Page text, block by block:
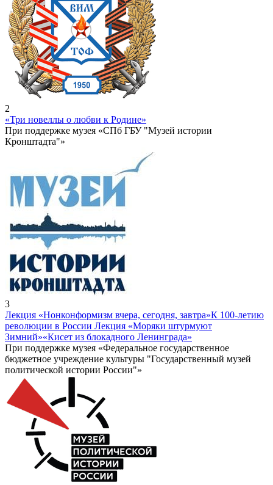
2
«Три новеллы о любви к Родине»
При поддержке музея «СПб ГБУ "Музей истории
Кронштадта"»
3
Лекция «Нонконформизм вчера, сегодня, завтра»К 100-летию
революции в России Лекция «Моряки штурмуют
Зимний»«Кисет из блокадного Ленинграда»
При поддержке музея «Федеральное государственное
бюджетное учреждение культуры "Государственный музей
политической истории России"»